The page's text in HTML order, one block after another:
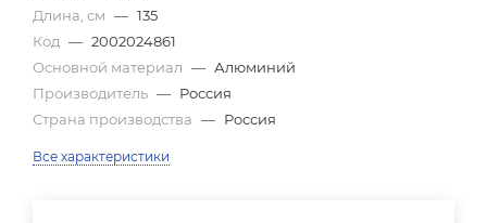
Длина, см — 135
Код — 2002024861
Основной материал — Алюминий
Производитель — Россия
Страна производства — Россия
Все характеристики